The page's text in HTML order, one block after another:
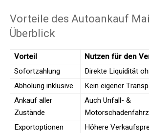
Vorteile des Autoankauf
Überblick
Vorteil
Nutzen für den
Sofortzahlung
Direkte Liquidität
Abholung inklusive
Kein eigener
Ankauf aller
Zustände
Auch Unfall- &
Exportoptionen
Höhere